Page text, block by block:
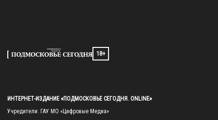
18+
ИНТЕРНЕТ-ИЗДАНИЕ «ПОДМОСКОВЬЕ СЕГОДНЯ. ONLINE»
Учредители: ГАУ МО «Цифровые Медиа»